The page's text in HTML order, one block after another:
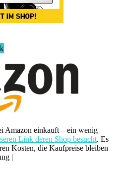
Amazon einkauft – ein wenig
Link deren Shop besucht. Es
Kosten, die Kaufpreise bleiben
|